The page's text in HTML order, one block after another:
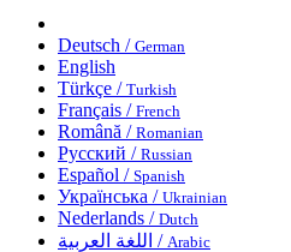
Deutsch / German
English
Türkçe / Turkish
Français / French
Română / Romanian
Русский / Russian
Español / Spanish
Українська / Ukrainian
Nederlands / Dutch
اللغة العربية / Arabic